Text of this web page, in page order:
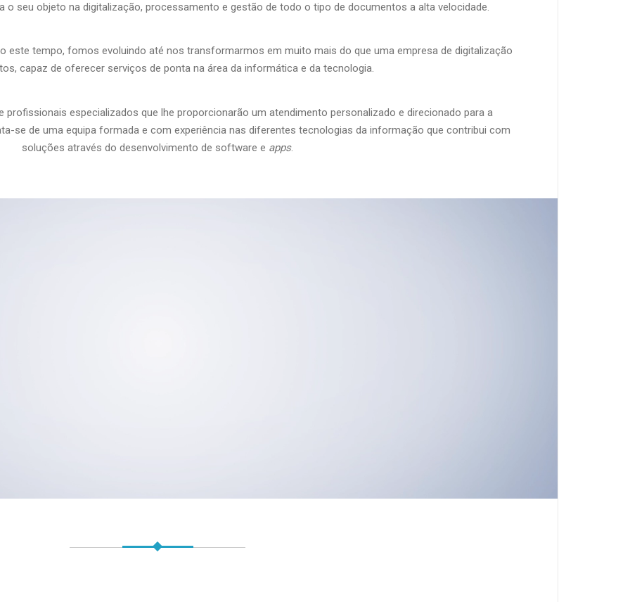
o seu objeto na digitalização, processamento e gestão de todo o tipo de documentos a alta velocidade.
este tempo, fomos evoluindo até nos transformarmos em muito mais do que uma empresa de digitalização
capaz de oferecer serviços de ponta na área da informática e da tecnologia.
especializados que lhe proporcionarão um atendimento personalizado e direcionado para a
se de uma equipa formada e com experiência nas diferentes tecnologias da informação que contribui com
soluções através do desenvolvimento de software e apps.